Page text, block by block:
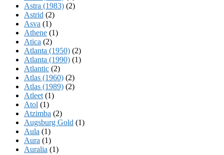
Astra (1983) (2)
Astrid (2)
Asva (1)
Athene (1)
Atica (2)
Atlanta (1950) (2)
Atlanta (1990) (1)
Atlantic (2)
Atlas (1960) (2)
Atlas (1989) (2)
Atleet (1)
Atol (1)
Atzimba (2)
Augsburg Gold (1)
Aula (1)
Aura (1)
Auralia (1)